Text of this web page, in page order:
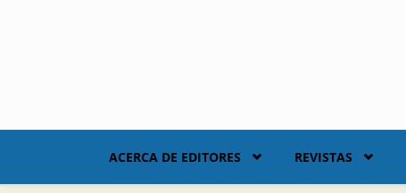
ACERCA DE EDITORES REVISTAS